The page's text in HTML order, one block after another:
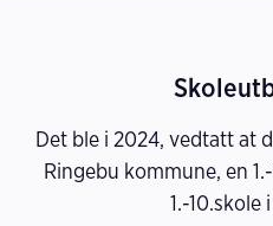
Det ble i 2024, vedtatt at
Ringebu kommune, en
1.-10.skole